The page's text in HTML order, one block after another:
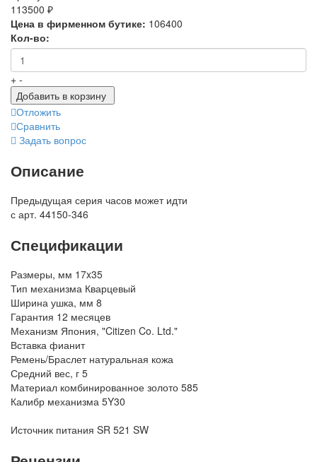
113500 ₽
Цена в фирменном бутике: 106400
Кол-во:
+ -
Добавить в корзину
Отложить
Сравнить
Задать вопрос
Описание
Предыдущая серия часов может идти
с арт. 44150-346
Спецификации
Размеры, мм 17x35
Тип механизма Кварцевый
Ширина ушка, мм 8
Гарантия 12 месяцев
Механизм Япония, "Citizen Co. Ltd."
Вставка фианит
Ремень/Браслет натуральная кожа
Средний вес, г 5
Материал комбинированное золото 585
Калибр механизма 5Y30
Источник питания SR 521 SW